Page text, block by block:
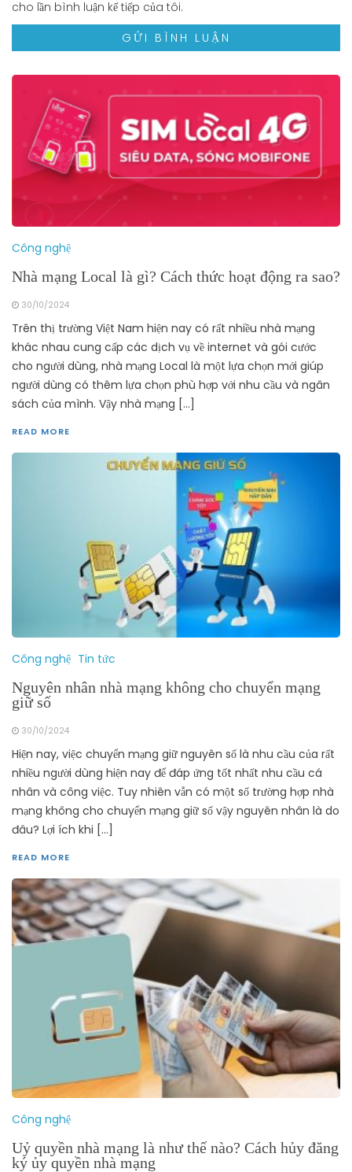
cho lần bình luận kế tiếp của tôi.
Công nghệ
Nhà mạng Local là gì? Cách thức hoạt động ra sao?
30/10/2024
Trên thị trường Việt Nam hiện nay có rất nhiều nhà mạng
khác nhau cung cấp các dịch vụ về internet và gói cước
cho người dùng, nhà mạng Local là một lựa chọn mới giúp
người dùng có thêm lựa chọn phù hợp với nhu cầu và ngân
sách của mình. Vậy nhà mạng […]
READ MORE
Công nghệ Tin tức
Nguyên nhân nhà mạng không cho chuyển mạng
giữ số
30/10/2024
Hiện nay, việc chuyển mạng giữ nguyên số là nhu cầu của rất
nhiều người dùng hiện nay để đáp ứng tốt nhất nhu cầu cá
nhân và công việc. Tuy nhiên vẫn có một số trường hợp nhà
mạng không cho chuyển mạng giữ số vậy nguyên nhân là do
đâu? Lợi ích khi […]
READ MORE
Công nghệ
Uỷ quyền nhà mạng là như thế nào? Cách hủy đăng
ký ủy quyền nhà mạng